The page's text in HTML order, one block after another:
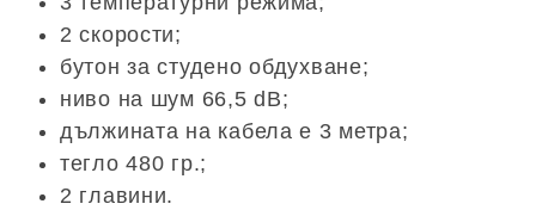
2 скорости;
бутон за студено обдухване;
ниво на шум 66,5 dB;
дължината на кабела е 3 метра;
тегло 480 гр.;
2 главини.